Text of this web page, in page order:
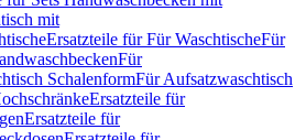
mit
Ersatzteile für Für WaschtischeFür
Für
SchalenformFür Aufsatzwaschtisch
Ersatzteile für
Ersatzteile für